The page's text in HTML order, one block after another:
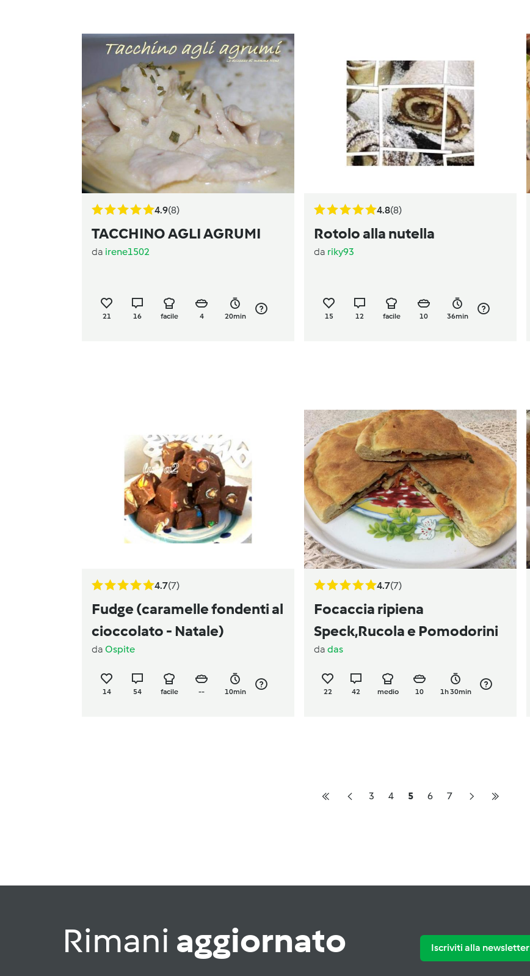
4.9(8)
TACCHINO AGLI AGRUMI
da irene1502
21 16 facile 4 20min
4.8(8)
Rotolo alla nutella
da riky93
15 12 facile 10 36min
4.7(7)
Fudge (caramelle fondenti al
cioccolato - Natale)
da Ospite
14 54 facile -- 10min
4.7(7)
Focaccia ripiena
Speck,Rucola e Pomodorini
da das
22 42 medio 10 1h 30min
3 4 5 6 7
Rimani aggiornato Iscriviti alla newsletter